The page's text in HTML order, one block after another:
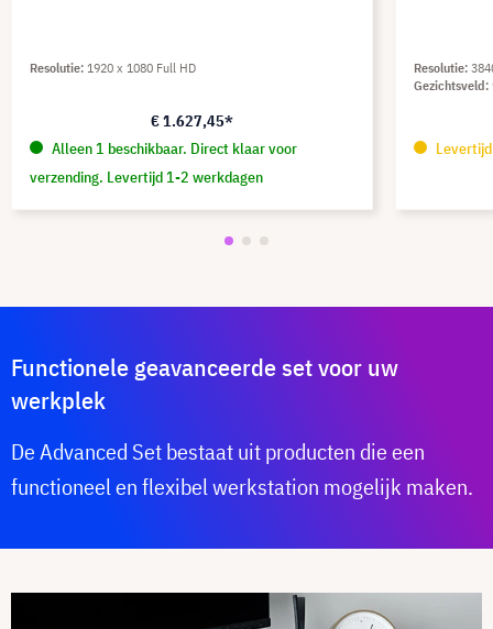
Resolutie 1920 x 1080 Full HD
€ 1.627,45*
Alleen 1 beschikbaar. Direct klaar voor
verzending. Levertijd 1-2 werkdagen
Resolutie
Gezichtsveld
Functionele geavanceerde set voor uw
werkplek
De Advanced Set bestaat uit producten die een
functioneel en flexibel werkstation mogelijk maken.